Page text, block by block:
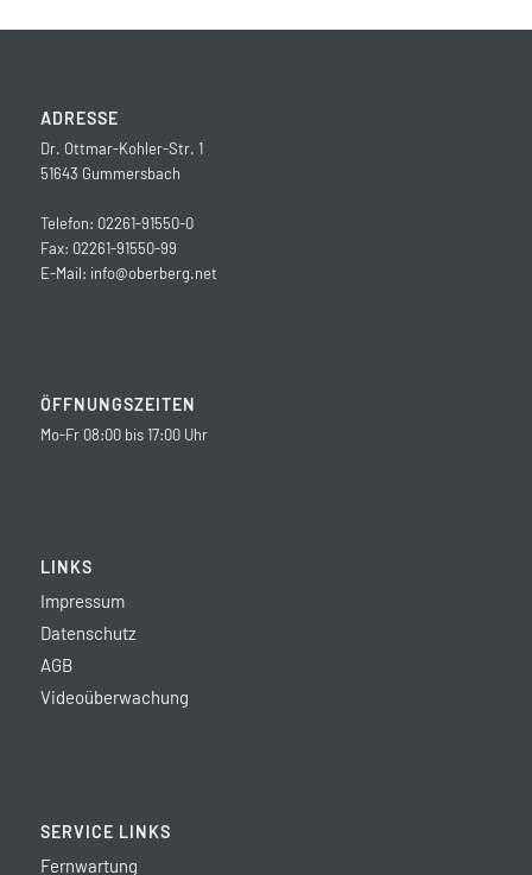
ADRESSE
Dr. Ottmar-Kohler-Str. 1
51643 Gummersbach
Telefon: 02261-91550-0
Fax: 02261-91550-99
E-Mail: info@oberberg.net
ÖFFNUNGSZEITEN
Mo-Fr 08:00 bis 17:00 Uhr
LINKS
Impressum
Datenschutz
AGB
Videoüberwachung
SERVICE LINKS
Fernwartung